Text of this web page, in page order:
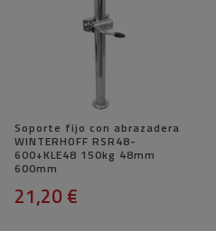
Soporte fijo con abrazadera
WINTERHOFF RSR48-
600+KLE48 150kg 48mm
600mm
21,20 €